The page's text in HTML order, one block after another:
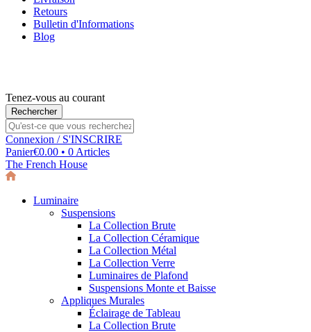
Retours
Bulletin d'Informations
Blog
Tenez-vous au courant
Connexion / S'INSCRIRE
Panier€0.00 • 0 Articles
The French House
Luminaire
Suspensions
La Collection Brute
La Collection Céramique
La Collection Métal
La Collection Verre
Luminaires de Plafond
Suspensions Monte et Baisse
Appliques Murales
Éclairage de Tableau
La Collection Brute